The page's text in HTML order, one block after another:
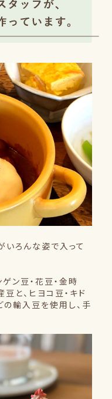
ろんな姿で入って
ン豆・花豆・金時
と、ヒヨコ豆・キド
の輸入豆を使用し、手